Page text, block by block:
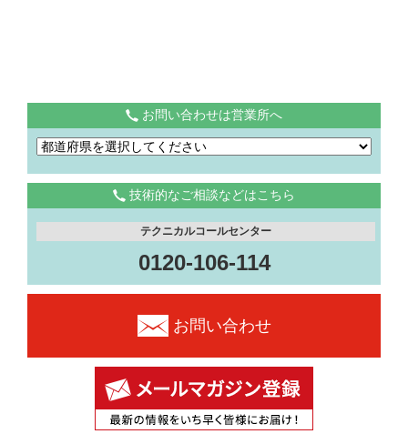
お問い合わせは営業所へ
技術的なご相談などはこちら
テクニカルコールセンター
0120-106-114
お問い合わせ